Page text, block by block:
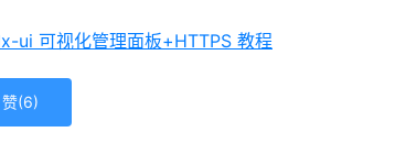
ui 可视化管理面板+HTTPS 教程
赞(6)